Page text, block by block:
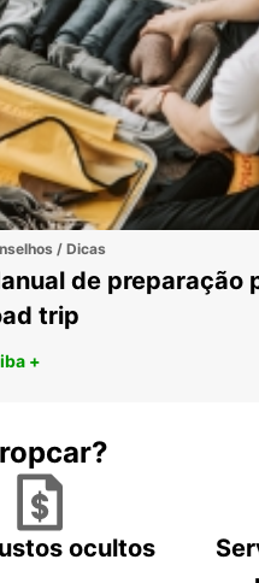
/ Dicas
de preparação
trip
+
ocultos